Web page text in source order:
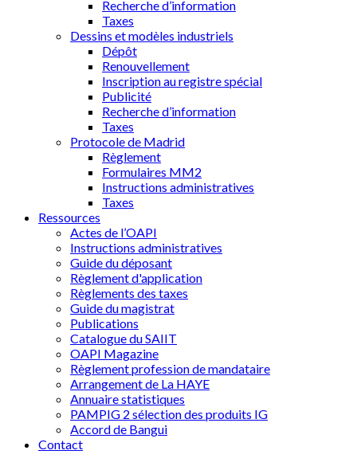
Recherche d’information
Taxes
Dessins et modèles industriels
Dépôt
Renouvellement
Inscription au registre spécial
Publicité
Recherche d’information
Taxes
Protocole de Madrid
Règlement
Formulaires MM2
Instructions administratives
Taxes
Ressources
Actes de l’OAPI
Instructions administratives
Guide du déposant
Règlement d'application
Règlements des taxes
Guide du magistrat
Publications
Catalogue du SAIIT
OAPI Magazine
Règlement profession de mandataire
Arrangement de La HAYE
Annuaire statistiques
PAMPIG 2 sélection des produits IG
Accord de Bangui
Contact